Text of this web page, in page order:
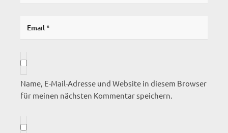
Name, E-Mail-Adresse und Website in diesem Browser
für meinen nächsten Kommentar speichern.